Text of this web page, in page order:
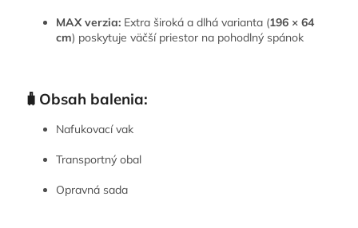
MAX verzia: Extra široká a dlhá varianta (196 × 64
cm) poskytuje väčší priestor na pohodlný spánok
🧳Obsah balenia:
Nafukovací vak
Transportný obal
Opravná sada